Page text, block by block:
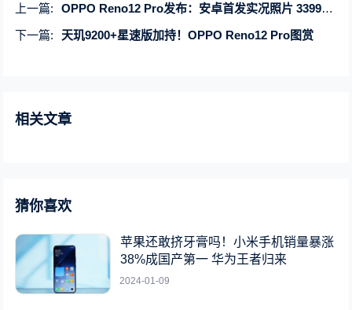
上一篇:
OPPO Reno12 Pro发布：安卓首发实况照片 3399元起
下一篇:
天玑9200+星速版加持！OPPO Reno12 Pro图赏
相关文章
猜你喜欢
苹果还敢挤牙膏吗！小米手机销量暴涨
38%成国产第一 华为王者归来
2024-01-09